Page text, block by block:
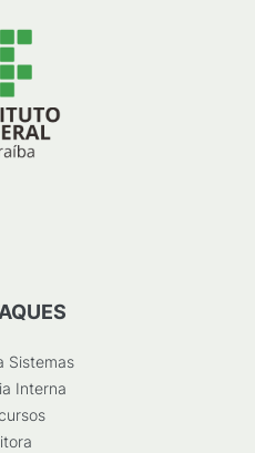
Sistemas
Interna